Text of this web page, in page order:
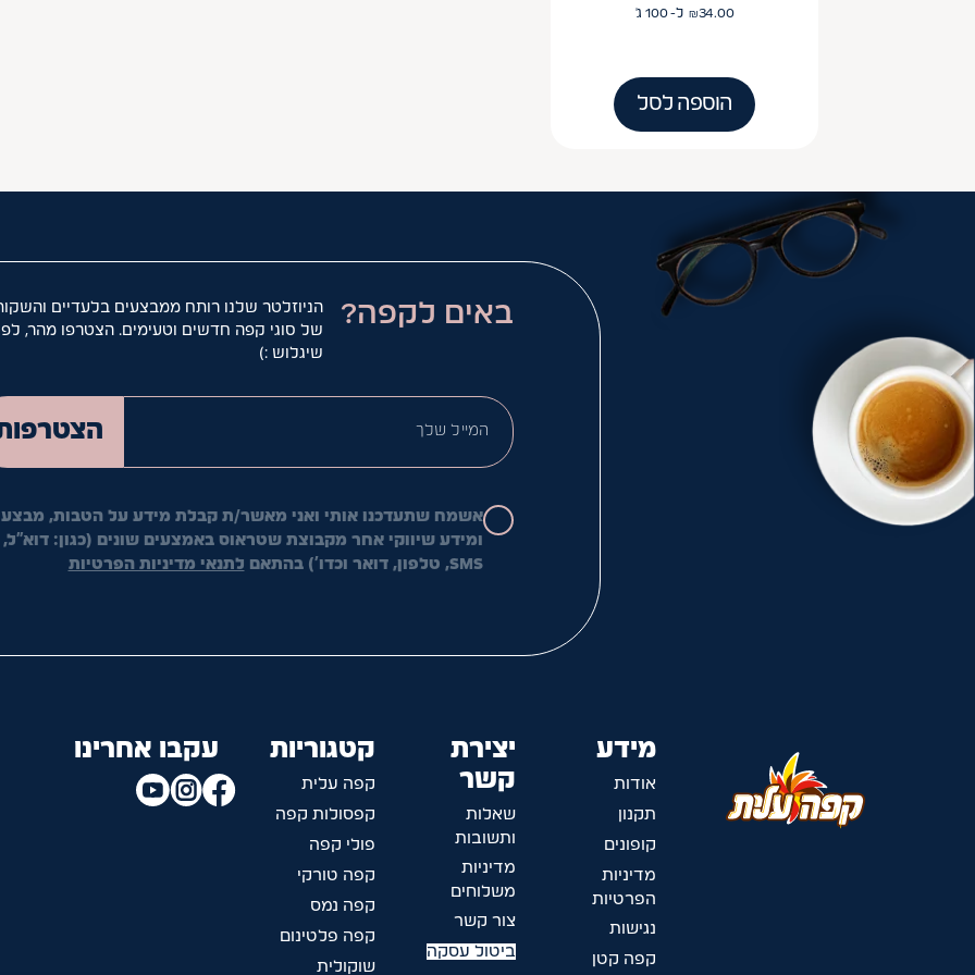
34.00
₪ ל- 100 ג'
הוספה לסל
באים לקפה?
הניוזלטר שלנו רותח ממבצעים בלעדיים
של סוגי קפה חדשים וטעימים. הצטרפו מהר,
שיגלוש :)
אשמח שתעדכנו אותי ואני מאשר/ת קבלת מידע על הטבות,
ומידע שיווקי אחר מקבוצת שטראוס באמצעים שונים (כגון: דוא"ל,
SMS, טלפון, דואר וכדו') בהתאם
לתנאי מדיניות הפרטיות
מידע
אודות
תקנון
קופונים
מדיניות
הפרטיות
נגישות
קפה קטן
יצירת
קשר
שאלות
ותשובות
מדיניות
משלוחים
צור קשר
ביטול עסקה
קטגוריות
קפה עלית
קפסולות קפה
פולי קפה
קפה טורקי
קפה נמס
קפה פלטינום
שוקולית
עקבו אחרינו